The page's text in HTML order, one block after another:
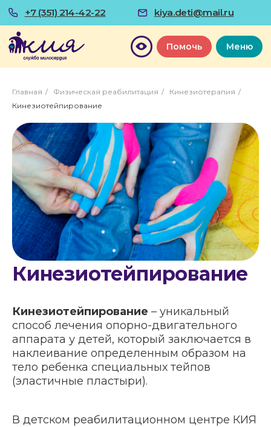
kiya.deti@mail.ru
+7 (351) 214-42-22
Главная / Физическая реабилитация / Кинезиотерапия /
Кинезиотейпирование
Кинезиотейпирование
Кинезиотейпирование – уникальный
способ лечения опорно-двигательного
аппарата у детей, который заключается в
наклеивание определенным образом на
тело ребенка специальных тейпов
(эластичные пластыри).
В детском реабилитационном центре КИЯ